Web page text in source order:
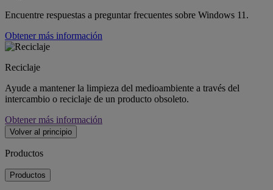
Encuentre respuestas a preguntar frecuentes sobre Windows 11.
Obtener más información
Reciclaje
Ayude a mantener la limpieza del medioambiente a través del
intercambio o reciclaje de un producto obsoleto.
Obtener más información
Volver al principio
Productos
Productos